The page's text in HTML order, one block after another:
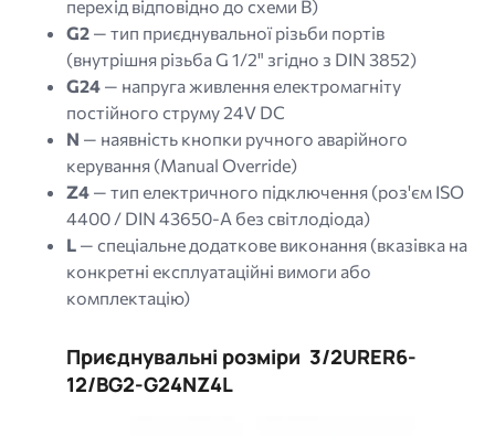
перехід відповідно до схеми B)
G2 — тип приєднувальної різьби портів
(внутрішня різьба G 1/2" згідно з DIN 3852)
G24 — напруга живлення електромагніту
постійного струму 24V DC
N — наявність кнопки ручного аварійного
керування (Manual Override)
Z4 — тип електричного підключення (роз'єм ISO
4400 / DIN 43650-A без світлодіода)
L — спеціальне додаткове виконання (вказівка на
конкретні експлуатаційні вимоги або
комплектацію)
Приєднувальні розміри 3/2URER6-
12/BG2-G24NZ4L